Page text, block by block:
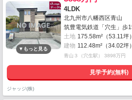
4LDK
北九州市八幡西区青山
筑豊電気鉄道「穴生」歩
土地 175.58m²（53.11坪
建物 112.48m²（34.02坪）
青山３（穴生駅） 3898万円
見学予約(無料)
ジャッジ(株)